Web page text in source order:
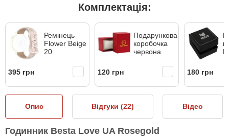
Комплектація:
Ремінець
Flower Beige
20
395 грн
Подарункова
коробочка
червона
120 грн 180 грн
Опис Відгуки (22) Відео
Годинник Besta Love UA Rosegold